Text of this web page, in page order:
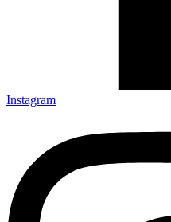
Instagram